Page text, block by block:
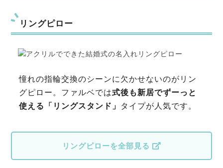
リングピロー
憧れの指輪交換のシーンに欠かせないのがリン
グピロー。ファルベでは式後も新居でずーっと
使える「リングスタンド」 タイプが人気です。
リングピローを全部見る